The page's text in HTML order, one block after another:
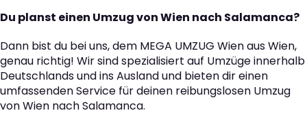
Du planst einen Umzug von Wien nach Salamanca?
Dann bist du bei uns, dem MEGA UMZUG Wien aus Wien,
genau richtig! Wir sind spezialisiert auf Umzüge innerhalb
Deutschlands und ins Ausland und bieten dir einen
umfassenden Service für deinen reibungslosen Umzug
von Wien nach Salamanca.